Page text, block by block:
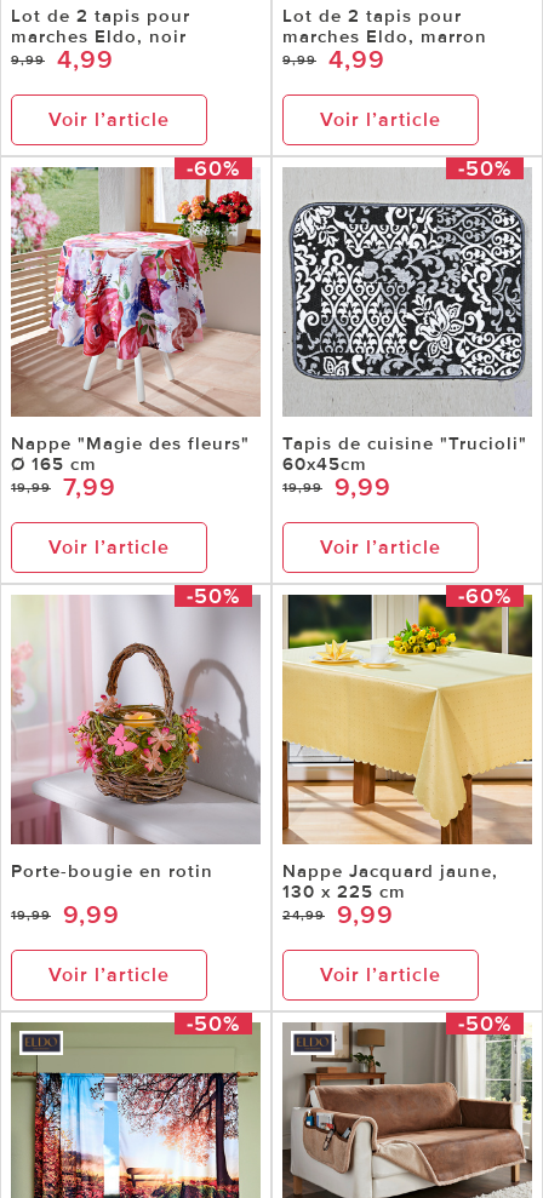
Lot de 2 tapis pour
marches Eldo, noir
9,99 4,99
Voir l’article
Lot de 2 tapis pour
marches Eldo, marron
9,99 4,99
Voir l’article
-60%
Nappe "Magie des fleurs"
Ø 165 cm
19,99 7,99
Voir l’article
-50%
Tapis de cuisine "Trucioli"
60x45cm
19,99 9,99
Voir l’article
-50%
Porte-bougie en rotin
19,99 9,99
Voir l’article
-60%
Nappe Jacquard jaune,
130 x 225 cm
24,99 9,99
Voir l’article
-50% -50%